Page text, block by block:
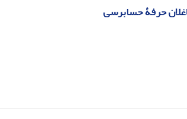
حرفۀ‌ حسابرسی